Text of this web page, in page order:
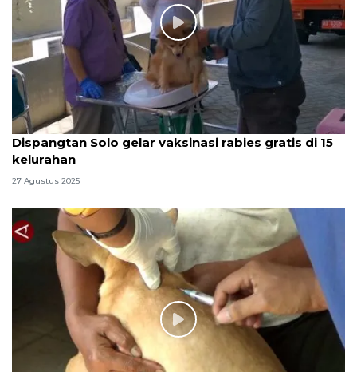
Dispangtan Solo gelar vaksinasi rabies gratis di 15
kelurahan
27 Agustus 2025